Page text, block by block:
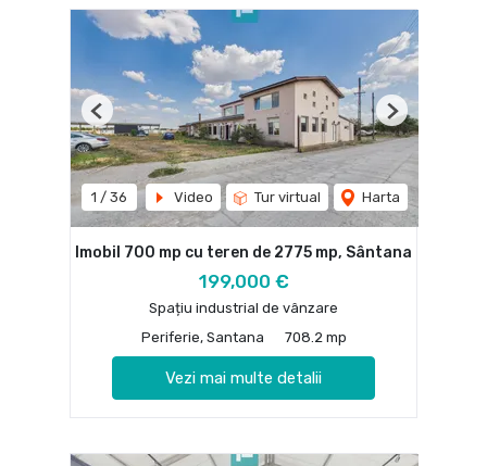
1 / 36 Video Tur virtual Harta
Previous Next
Imobil 700 mp cu teren de 2775 mp, Sântana
199,000 €
Spațiu industrial de vânzare
Periferie, Santana
708.2 mp
Vezi mai multe detalii